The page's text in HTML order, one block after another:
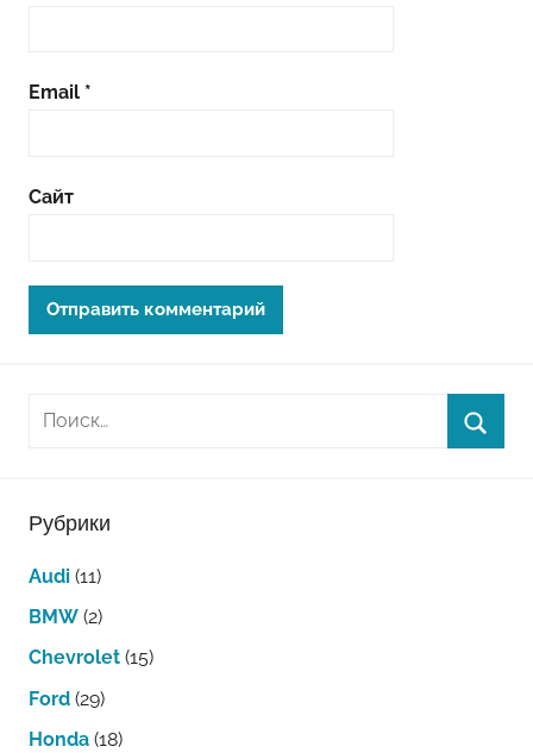
Email *
Сайт
Рубрики
Audi (11)
BMW (2)
Chevrolet (15)
Ford (29)
Honda (18)